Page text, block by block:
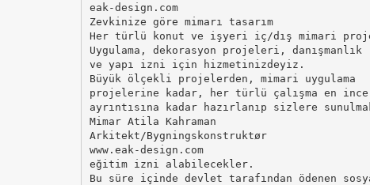
eak-design.com
Zevkinize göre mimarı tasarım
Her türlü konut ve işyeri iç/dış mimari
Uygulama, dekorasyon projeleri, danışmanlık
ve yapı izni için hizmetinizdeyiz.
Büyük ölçekli projelerden, mimari uygulama
projelerine kadar, her türlü çalışma en ince
ayrıntısına kadar hazırlanıp sizlere
Mimar Atila Kahraman
Arkitekt/Bygningskonstruktør
www.eak-design.com
eğitim izni alabilecekler.
Bu süre içinde devlet tarafından ödenen